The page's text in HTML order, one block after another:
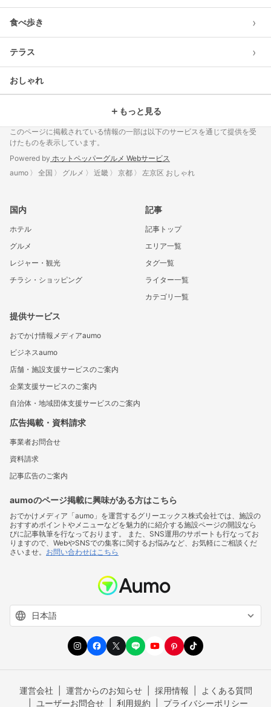
食べ歩き ›
テラス ›
おしゃれ
＋ もっと見る
このページに掲載されている情報の一部は以下のサービスを通じて提供を受
けたものを表示しています。
Powered by ホットペッパーグルメ Webサービス
aumo
全国 グルメ 近畿 京都 左京区 おしゃれ
国内
ホテル
グルメ
レジャー・観光
チラシ・ショッピング
記事
記事トップ
エリア一覧
タグ一覧
ライター一覧
カテゴリ一覧
提供サービス
おでかけ情報メディアaumo
ビジネスaumo
店舗・施設支援サービスのご案内
企業支援サービスのご案内
自治体・地域団体支援サービスのご案内
広告掲載・資料請求
事業者お問合せ
資料請求
記事広告のご案内
aumoのページ掲載に興味がある方はこちら
おでかけメディア「aumo」を運営するグリーエックス株式会社では、施設の
おすすめポイントやメニューなどを魅力的に紹介する施設ページの開設なら
びに記事執筆を行なっております。 また、SNS運用のサポートも行なってお
りますので、WebやSNSでの集客に関するお悩みなど、お気軽にご相談くだ
さいませ。 お問い合わせはこちら
運営会社 運営からのお知らせ 採用情報
よくある質問
ユーザーお問合せ
利用規約 プライバシーポリシー